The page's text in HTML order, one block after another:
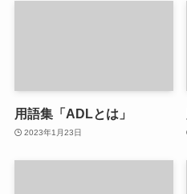
用語集「ADLとは」
2023年1月23日